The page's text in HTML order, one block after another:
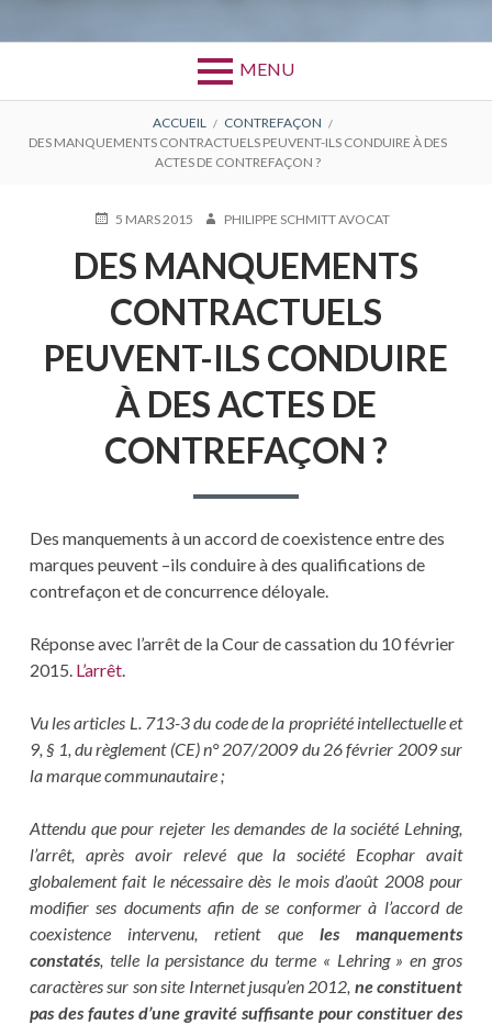
MENU
FIL
D'ARIANE
ACCUEIL
CONTREFAÇON
DES MANQUEMENTS CONTRACTUELS PEUVENT-ILS CONDUIRE À DES
ACTES DE CONTREFAÇON ?
PUBLIÉ5 MARS 2015 AUTEURPHILIPPE SCHMITT AVOCAT
DES MANQUEMENTS
CONTRACTUELS
PEUVENT-ILS CONDUIRE
À DES ACTES DE
CONTREFAÇON ?
Des manquements à un accord de coexistence entre des
marques peuvent –ils conduire à des qualifications de
contrefaçon et de concurrence déloyale.
Réponse avec l’arrêt de la Cour de cassation du 10 février
2015. L’arrêt.
Vu les articles L. 713-3 du code de la propriété intellectuelle et
9, § 1, du règlement (CE) n° 207/2009 du 26 février 2009 sur
la marque communautaire ;
Attendu que pour rejeter les demandes de la société Lehning,
l’arrêt, après avoir relevé que la société Ecophar avait
globalement fait le nécessaire dès le mois d’août 2008 pour
modifier ses documents afin de se conformer à l’accord de
coexistence intervenu, retient queles manquements
constatés, telle la persistance du terme « Lehring » en gros
caractères sur son site Internet jusqu’en 2012, ne constituent
pas des fautes d’une gravité suffisante pour constituer des